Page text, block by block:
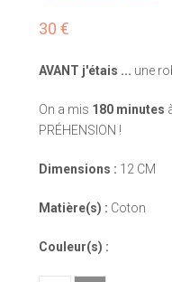
30 €
AVANT j'étais ... une
On a mis 180 minutes
PRÉHENSION !
Dimensions : 12 CM
Matière(s) : Coton
Couleur(s) :